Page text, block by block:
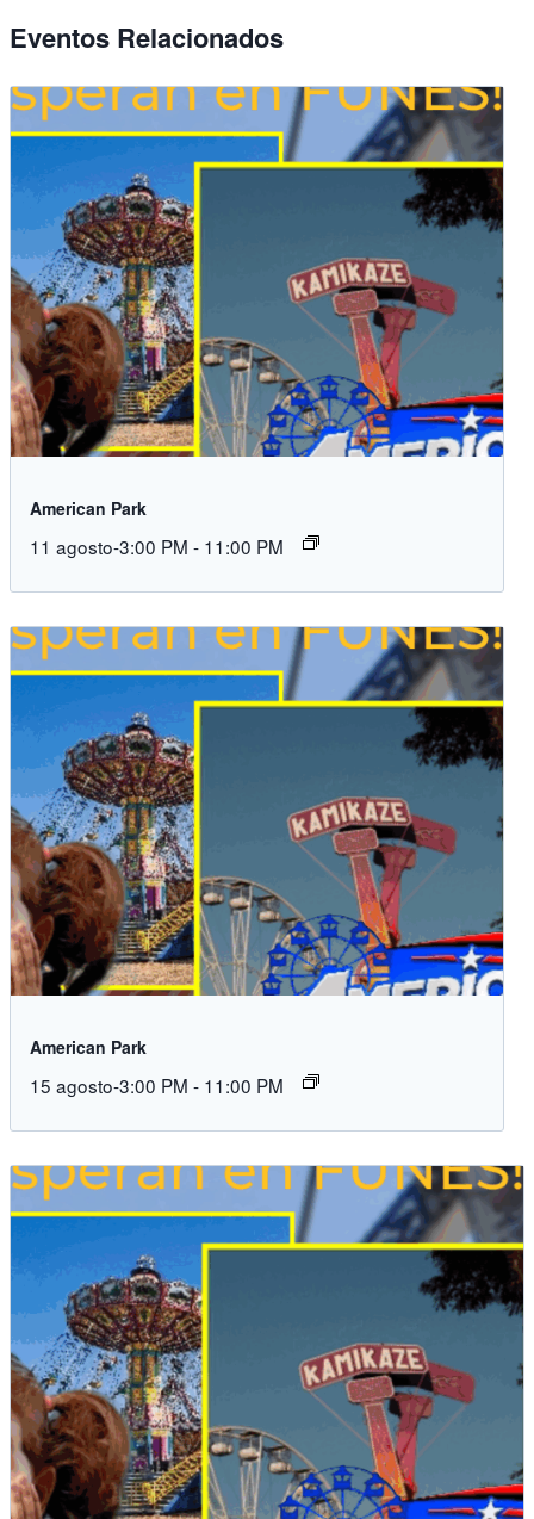
Eventos Relacionados
American Park
11 agosto-3:00 PM - 11:00 PM
American Park
15 agosto-3:00 PM - 11:00 PM